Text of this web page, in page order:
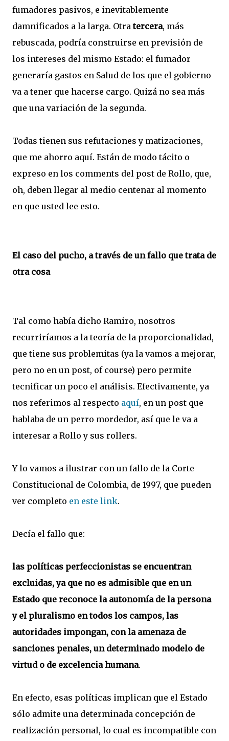
fumadores pasivos, e inevitablemente
damnificados a la larga. Otratercera, más
rebuscada, podría construirse en previsión de
los intereses del mismo Estado: el fumador
generaría gastos en Salud de los que el gobierno
va a tener que hacerse cargo. Quizá no sea más
que una variación de la segunda.
Todas tienen sus refutaciones y matizaciones,
que me ahorro aquí. Están de modo tácito o
expreso en los comments del post de Rollo, que,
oh, deben llegar al medio centenar al momento
en que usted lee esto.
El caso del pucho, a través de un fallo que trata de
otra cosa
Tal como había dicho Ramiro, nosotros
recurriríamos a la teoría de la proporcionalidad,
que tiene sus problemitas (ya la vamos a mejorar,
pero no en un post, of course) pero permite
tecnificar un poco el análisis. Efectivamente, ya
nos referimos al respecto aquí, en un post que
hablaba de un perro mordedor, así que le va a
interesar a Rollo y sus rollers.
Y lo vamos a ilustrar con un fallo de la Corte
Constitucional de Colombia, de 1997, que pueden
ver completo en este link.
Decía el fallo que:
las políticas perfeccionistas se encuentran
excluidas, ya que no es admisible que en un
Estado que reconoce la autonomía de la persona
y el pluralismo en todos los campos, las
autoridades impongan, con la amenaza de
sanciones penales, un determinado modelo de
virtud o de excelencia humana.
En efecto, esas políticas implican que el Estado
sólo admite una determinada concepción de
realización personal, lo cual es incompatible con